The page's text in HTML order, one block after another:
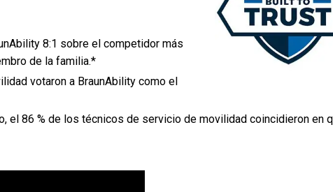
8:1 sobre el competidor más
de la familia.*
votaron a BraunAbility como el
el 86 % de los técnicos de servicio de movilidad coincidieron en